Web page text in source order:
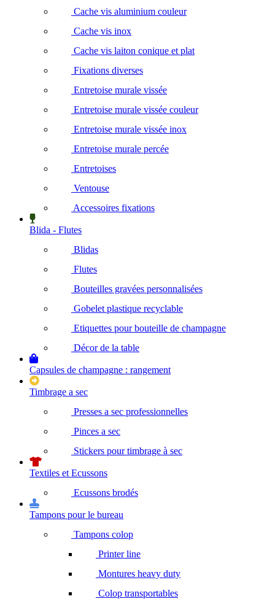
Cache vis aluminium couleur
Cache vis inox
Cache vis laiton conique et plat
Fixations diverses
Entretoise murale vissée
Entretoise murale vissée couleur
Entretoise murale vissée inox
Entretoise murale percée
Entretoises
Ventouse
Accessoires fixations
Blida - Flutes
Blidas
Flutes
Bouteilles gravées personnalisées
Gobelet plastique recyclable
Etiquettes pour bouteille de champagne
Décor de la table
Capsules de champagne : rangement
Timbrage a sec
Presses a sec professionnelles
Pinces a sec
Stickers pour timbrage à sec
Textiles et Ecussons
Ecussons brodés
Tampons pour le bureau
Tampons colop
Printer line
Montures heavy duty
Colop transportables